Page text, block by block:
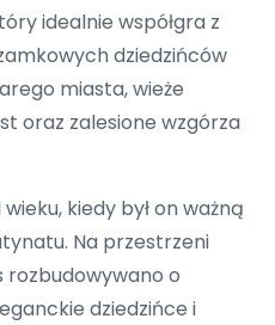
idealnie współgra z
dziedzińców
miasta, wieże
oraz zalesione wzgórza
kiedy był on ważną
Na przestrzeni
o
dziedzińce i